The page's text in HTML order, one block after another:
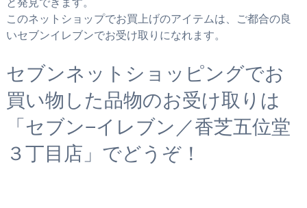
このネットショップでお買上げのアイテムは、ご都合の良
いセブンイレブンでお受け取りになれます。
セブンネットショッピングでお
買い物した品物のお受け取りは
「セブン−イレブン／香芝五位堂
３丁目店」でどうぞ！